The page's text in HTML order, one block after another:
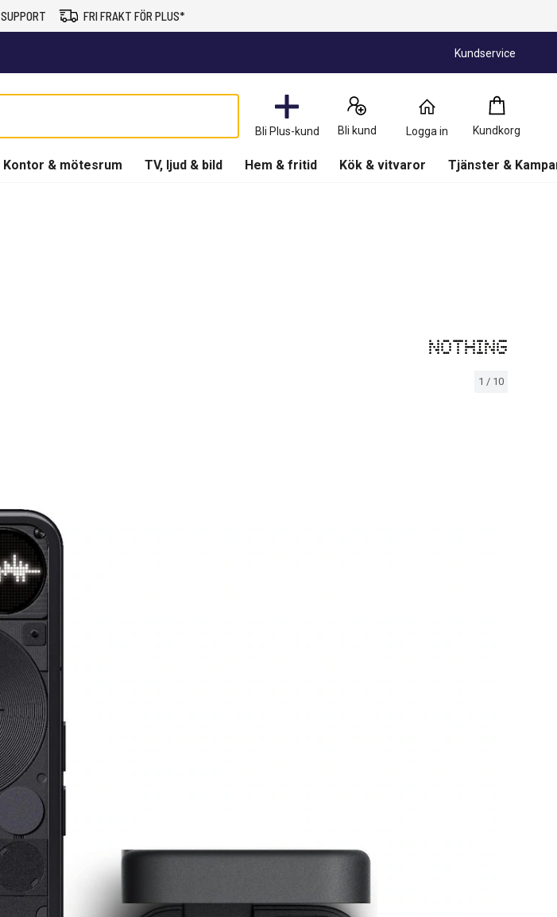
SUPPORT FRI FRAKT FÖR PLUS*
Kundservice
Bli Plus-kund Bli kund Logga in Kundkorg
Kundkorg
0
Produkter
Kontor & mötesrum TV, ljud & bild Hem & fritid Kök & vitvaror Tjänster &
1 / 10